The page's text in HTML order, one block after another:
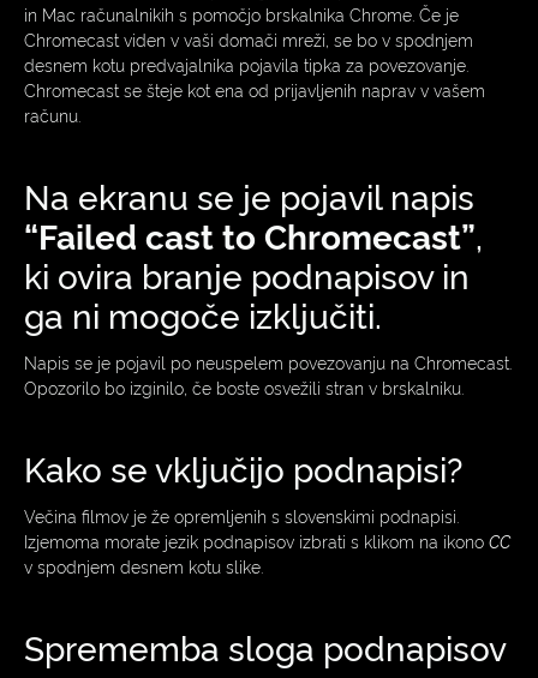
in Mac računalnikih s pomočjo brskalnika Chrome. Če je
Chromecast viden v vaši domači mreži, se bo v spodnjem
desnem kotu predvajalnika pojavila tipka za povezovanje.
Chromecast se šteje kot ena od prijavljenih naprav v vašem
računu.
Na ekranu se je pojavil napis
“Failed cast to Chromecast”,
ki ovira branje podnapisov in
ga ni mogoče izključiti.
Napis se je pojavil po neuspelem povezovanju na Chromecast.
Opozorilo bo izginilo, če boste osvežili stran v brskalniku.
Kako se vključijo podnapisi?
Večina filmov je že opremljenih s slovenskimi podnapisi.
Izjemoma morate jezik podnapisov izbrati s klikom na ikono CC
v spodnjem desnem kotu slike.
Sprememba sloga podnapisov